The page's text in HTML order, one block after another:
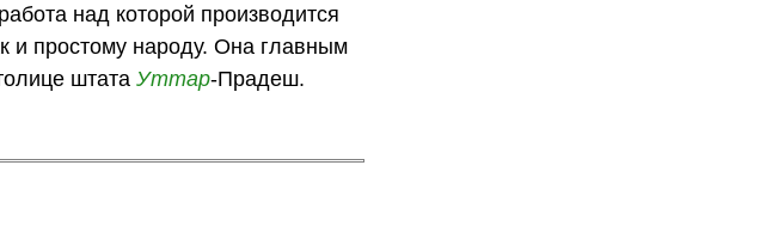
над которой производится
и простому народу. Она главным
штатаУттар-Прадеш.